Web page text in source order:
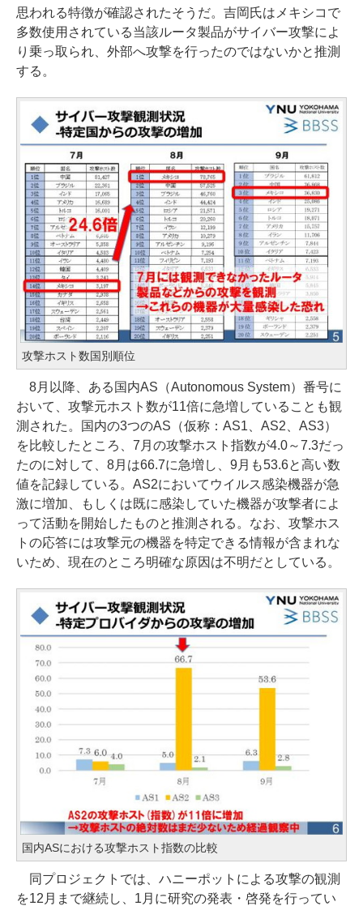
思われる特徴が確認されたそうだ。吉岡氏はメキシコで
多数使用されている当該ルータ製品がサイバー攻撃によ
り乗っ取られ、外部へ攻撃を行ったのではないかと推測
する。
攻撃ホスト数国別順位
8月以降、ある国内AS（Autonomous System）番号に
おいて、攻撃元ホスト数が11倍に急増していることも観
測された。国内の3つのAS（仮称：AS1、AS2、AS3）
を比較したところ、7月の攻撃ホスト指数が4.0～7.3だっ
たのに対して、8月は66.7に急増し、9月も53.6と高い数
値を記録している。AS2においてウイルス感染機器が急
激に増加、もしくは既に感染していた機器が攻撃者によ
って活動を開始したものと推測される。なお、攻撃ホス
トの応答には攻撃元の機器を特定できる情報が含まれな
いため、現在のところ明確な原因は不明だとしている。
国内ASにおける攻撃ホスト指数の比較
同プロジェクトでは、ハニーポットによる攻撃の観測
を12月まで継続し、1月に研究の発表・啓発を行ってい